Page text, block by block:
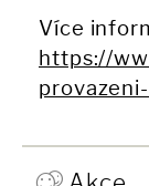
Více
https://